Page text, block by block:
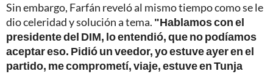
Sin embargo, Farfán reveló al mismo tiempo como se le
dio celeridad y solución a tema. "Hablamos con el
presidente del DIM, lo entendió, que no podíamos
aceptar eso. Pidió un veedor, yo estuve ayer en el
partido, me comprometí, viaje, estuve en Tunja